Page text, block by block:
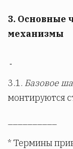
3. Основные
механизмы
3.1. Базовое
монтируются
* Термины